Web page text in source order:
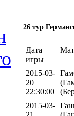
26 тур
Дата
игры
2015-03-
20
22:30:00
2015-03-